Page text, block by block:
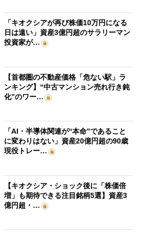
「キオクシアが再び株価10万円になる
日は遠い」資産3億円超のサラリーマン
投資家が…
【首都圏の不動産価格「危ない駅」ラ
ンキング】“中古マンション売れ行き鈍
化”のワー…
「AI・半導体関連が“本命”であること
に変わりはない」資産20億円超の90歳
現役トレー…
【キオクシア・ショック後に「株価倍
増」も期待できる注目銘柄5選】資産3
億円超・…